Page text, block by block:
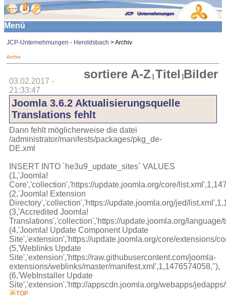
Menü
JCP-Unternehmungen - Heroldsbach > Archiv
Archiv
sortiere A-Z Titel Bilder
03.02.2017 -
21:33:47
Joomla 3.6.2 Aktualisierungsquelle
Translations fehlt
Dann fehlt möglicherweise die datei
/administrator/manifests/packages/pkg_de-
DE.xml
INSERT INTO `he3u9_update_sites` VALUES
(1,'Joomla!
Core','collection','https://update.joomla.org/core/
(2,'Joomla! Extension
Directory','collection','https://update.joomla.org/jed/
(3,'Accredited Joomla!
Translations','collection','https://update.joomla.org/
(4,'Joomla! Update Component Update
Site','extension','https://update.joomla.org/core/extensions/
(5,'Weblinks Update
Site','extension','https://raw.githubusercontent.com/joomla-
extensions/weblinks/master/manifest.xml',1,1476574058,''),
(6,'WebInstaller Update
Site','extension','http://appscdn.joomla.org/webapps/
TOP